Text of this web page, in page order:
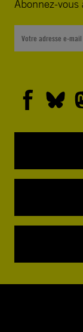
Abonnez-vous